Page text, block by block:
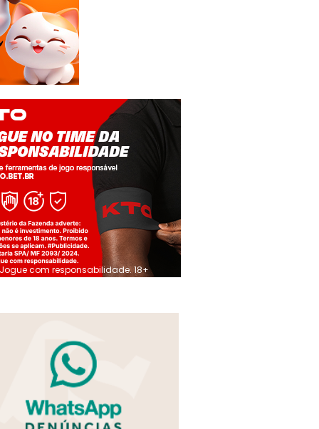
Jogue com responsabilidade. 18+